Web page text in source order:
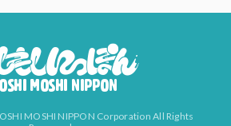
MOSHI NIPPON Corporation All Rights